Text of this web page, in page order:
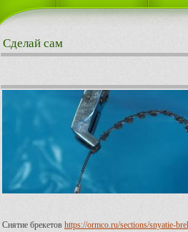
Сделай сам
Снятие брекетов https://ormco.ru/sections/snyatie-